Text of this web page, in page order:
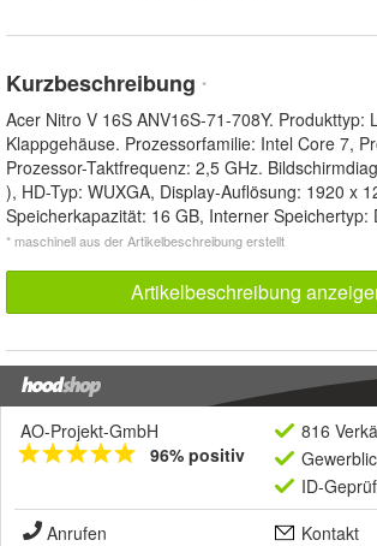
Kurzbeschreibung *
Acer Nitro V 16S ANV16S-71-708Y. Produkttyp:
Klappgehäuse. Prozessorfamilie: Intel Core 7,
Prozessor-Taktfrequenz: 2,5 GHz.
), HD-Typ: WUXGA, Display-Auflösung: 1920 x
Speicherkapazität: 16 GB, Interner Speichertyp:
* maschinell aus der Artikelbeschreibung erstellt
Artikelbeschreibung
AO-Projekt-GmbH
96% positiv
816
ID-
Anrufen
Kontakt